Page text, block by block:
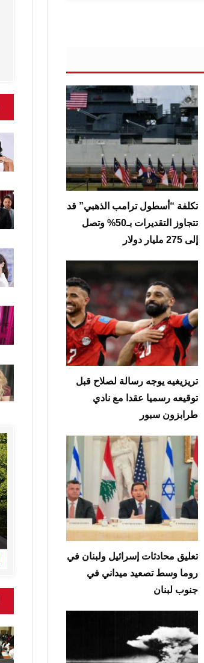
تكلفة “أسطول ترامب الذهبي” قد
تتجاوز التقديرات بـ50% وتصل
إلى 275 مليار دولار
تريزيغيه يوجه رسالة لصلاح قبل
توقيعه رسميا عقدا مع نادي
طرابزون سبور
تعليق محادثات إسرائيل ولبنان في
روما وسط تصعيد ميداني في
جنوب لبنان